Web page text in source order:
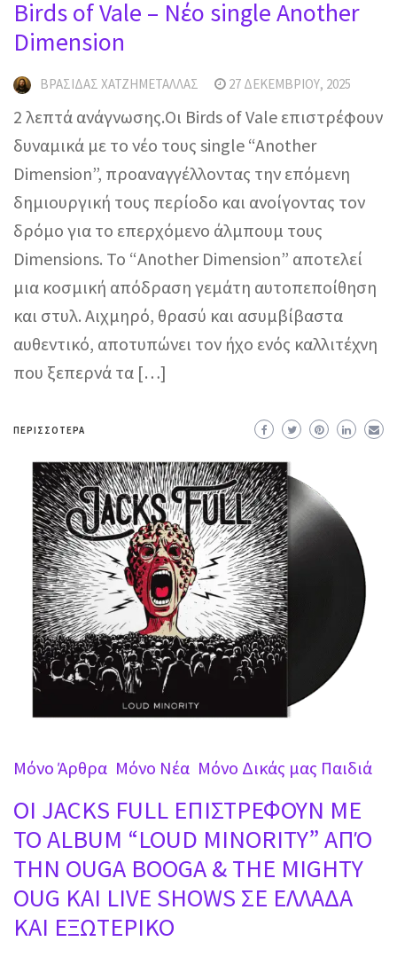
Birds of Vale – Νέο single Another
Dimension
ΒΡΑΣΊΔΑΣ ΧΑΤΖΗΜΕΤΑΛΛΆΣ 27 ΔΕΚΕΜΒΡΊΟΥ, 2025
2 λεπτά ανάγνωσης.Οι Birds of Vale επιστρέφουν
δυναμικά με το νέο τους single “Another
Dimension”, προαναγγέλλοντας την επόμενη
δημιουργική τους περίοδο και ανοίγοντας τον
δρόμο για το επερχόμενο άλμπουμ τους
Dimensions. Το “Another Dimension” αποτελεί
μια κοσμική απόδραση γεμάτη αυτοπεποίθηση
και στυλ. Αιχμηρό, θρασύ και ασυμβίβαστα
αυθεντικό, αποτυπώνει τον ήχο ενός καλλιτέχνη
που ξεπερνά τα […]
ΠΕΡΙΣΣΌΤΕΡΑ
Mόνο Άρθρα Mόνο Νέα Μόνο Δικάς μας Παιδιά
OI JACKS FULL ΕΠΙΣΤΡΕΦΟΥΝ ΜΕ
ΤΟ ALBUM “LOUD MINORITY” ΑΠΌ
ΤΗΝ OUGA BOOGA & THE MIGHTY
OUG ΚΑΙ LIVE SHOWS ΣΕ ΕΛΛΑΔΑ
ΚΑΙ ΕΞΩΤΕΡΙΚΟ